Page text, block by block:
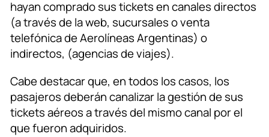
hayan comprado sus tickets en canales directos
(a través de la web, sucursales o venta
telefónica de Aerolíneas Argentinas) o
indirectos, (agencias de viajes).
Cabe destacar que, en todos los casos, los
pasajeros deberán canalizar la gestión de sus
tickets aéreos a través del mismo canal por el
que fueron adquiridos.